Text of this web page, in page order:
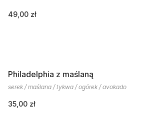
49,00 zł
Philadelphia z maślaną
serek / maślana / tykwa / ogórek / avokado
35,00 zł